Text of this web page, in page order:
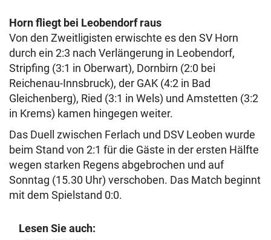
Horn fliegt bei Leobendorf raus
Von den Zweitligisten erwischte es den SV Horn
durch ein 2:3 nach Verlängerung in Leobendorf,
Stripfing (3:1 in Oberwart), Dornbirn (2:0 bei
Reichenau-Innsbruck), der GAK (4:2 in Bad
Gleichenberg), Ried (3:1 in Wels) und Amstetten (3:2
in Krems) kamen hingegen weiter.
Das Duell zwischen Ferlach und DSV Leoben wurde
beim Stand von 2:1 für die Gäste in der ersten Hälfte
wegen starken Regens abgebrochen und auf
Sonntag (15.30 Uhr) verschoben. Das Match beginnt
mit dem Spielstand 0:0.
Lesen Sie auch: